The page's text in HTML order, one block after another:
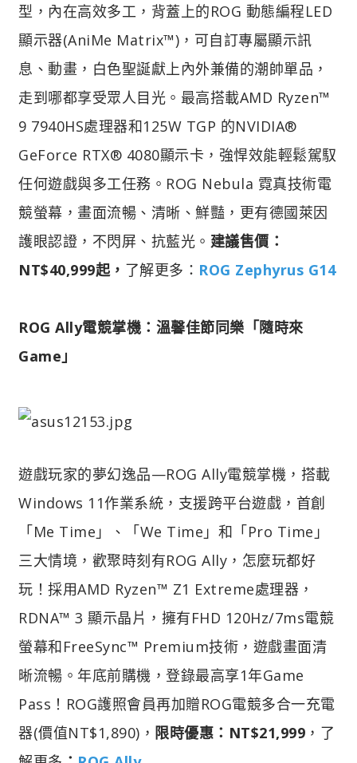
型，內在高效多工，背蓋上的ROG 動態編程LED
顯示器(AniMe Matrix™)，可自訂專屬顯示訊
息、動畫，白色聖誕獻上內外兼備的潮帥單品，
走到哪都享受眾人目光。最高搭載AMD Ryzen™
9 7940HS處理器和125W TGP 的NVIDIA®
GeForce RTX® 4080顯示卡，強悍效能輕鬆駕馭
任何遊戲與多工任務。ROG Nebula 霓真技術電
競螢幕，畫面流暢、清晰、鮮豔，更有德國萊因
護眼認證，不閃屏、抗藍光。 建議售價：
NT$40,999起， 了解更多： ROG Zephyrus G14
ROG Ally電競掌機：溫馨佳節同樂「隨時來
Game」
遊戲玩家的夢幻逸品—ROG Ally電競掌機，搭載
Windows 11作業系統，支援跨平台遊戲，首創
「Me Time」、「We Time」和「Pro Time」
三大情境，歡聚時刻有ROG Ally，怎麼玩都好
玩！採用AMD Ryzen™ Z1 Extreme處理器，
RDNA™ 3 顯示晶片，擁有FHD 120Hz/7ms電競
螢幕和FreeSync™ Premium技術，遊戲畫面清
晰流暢。年底前購機，登錄最高享1年Game
Pass！ROG護照會員再加贈ROG電競多合一充電
器(價值NT$1,890)， 限時優惠：NT$21,999 ，了